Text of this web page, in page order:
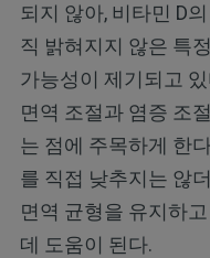
되지 않아, 비타민 D
직 밝혀지지 않은 특
가능성이 제기되고
면역 조절과 염증 조
는 점에 주목하게 한
를 직접 낮추지는 않
면역 균형을 유지하
데 도움이 된다.